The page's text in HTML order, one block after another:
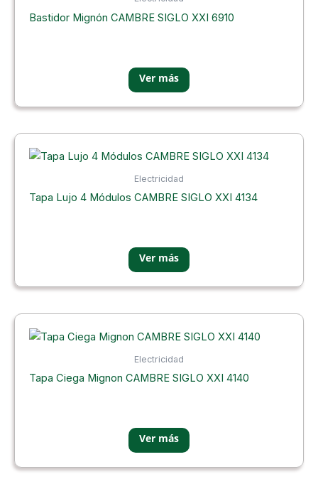
Bastidor Mignón CAMBRE SIGLO XXI 6910
Electricidad
Tapa Lujo 4 Módulos CAMBRE SIGLO XXI 4134
Electricidad
Tapa Ciega Mignon CAMBRE SIGLO XXI 4140